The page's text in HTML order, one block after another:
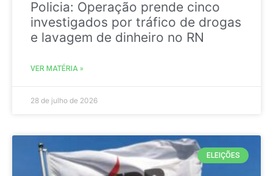
Policia: Operação prende cinco
investigados por tráfico de drogas
e lavagem de dinheiro no RN
VER MATÉRIA »
28 de julho de 2026
ELEIÇÕES